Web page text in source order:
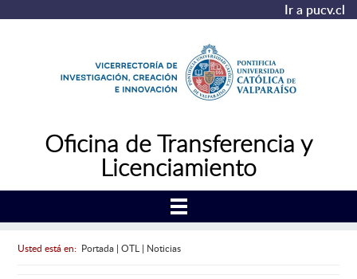
Ir a pucv.cl
Oficina de Transferencia y
Licenciamiento
Usted está en: Portada| OTL | Noticias